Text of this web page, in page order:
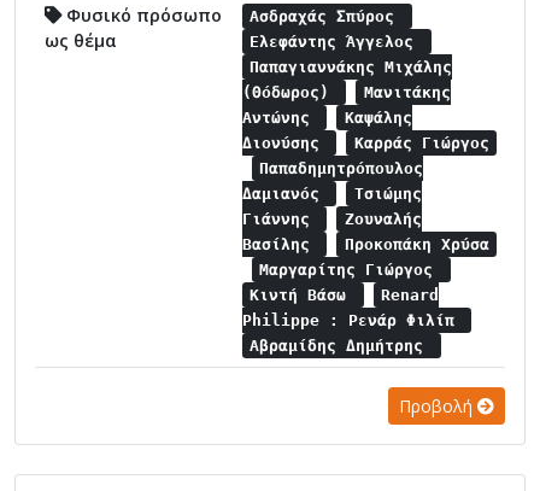
Φυσικό πρόσωπο
ως θέμα
Ασδραχάς Σπύρος
Ελεφάντης Άγγελος
Παπαγιαννάκης Μιχάλης
(Θόδωρος)
Μανιτάκης
Αντώνης
Καψάλης
Διονύσης
Καρράς Γιώργος
Παπαδημητρόπουλος
Δαμιανός
Τσιώμης
Γιάννης
Ζουναλής
Βασίλης
Προκοπάκη Χρύσα
Μαργαρίτης Γιώργος
Κιντή Βάσω
Renard
Philippe : Ρενάρ Φιλίπ
Αβραμίδης Δημήτρης
Προβολή